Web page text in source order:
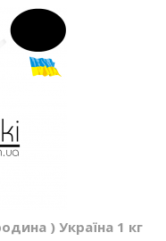
) Україна 1 кг